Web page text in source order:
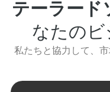
テーラード
なたの
私たちと協力して、